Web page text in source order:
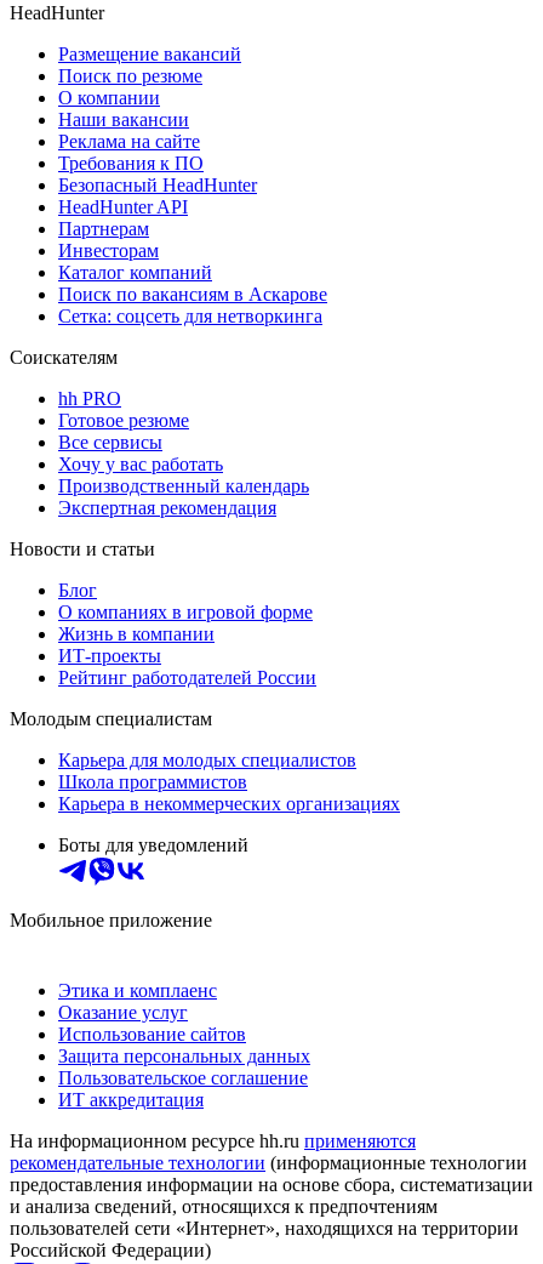
HeadHunter
Размещение вакансий
Поиск по резюме
О компании
Наши вакансии
Реклама на сайте
Требования к ПО
Безопасный HeadHunter
HeadHunter API
Партнерам
Инвесторам
Каталог компаний
Поиск по вакансиям в Аскарове
Сетка: соцсеть для нетворкинга
Соискателям
hh PRO
Готовое резюме
Все сервисы
Хочу у вас работать
Производственный календарь
Экспертная рекомендация
Новости и статьи
Блог
О компаниях в игровой форме
Жизнь в компании
ИТ-проекты
Рейтинг работодателей России
Молодым специалистам
Карьера для молодых специалистов
Школа программистов
Карьера в некоммерческих организациях
Боты для уведомлений
Мобильное приложение
Этика и комплаенс
Оказание услуг
Использование сайтов
Защита персональных данных
Пользовательское соглашение
ИТ аккредитация
На информационном ресурсе hh.ru применяются
рекомендательные технологии (информационные технологии
предоставления информации на основе сбора, систематизации
и анализа сведений, относящихся к предпочтениям
пользователей сети «Интернет», находящихся на территории
Российской Федерации)